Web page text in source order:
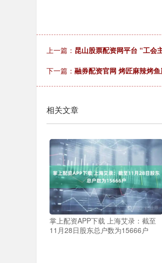
上一篇： 昆山股票配资网平台 “工会
下一篇： 融券配资官网 烤匠麻辣烤
相关文章
掌上配资APP下载 上海艾录：截至
11月28日股东总户数为15666户